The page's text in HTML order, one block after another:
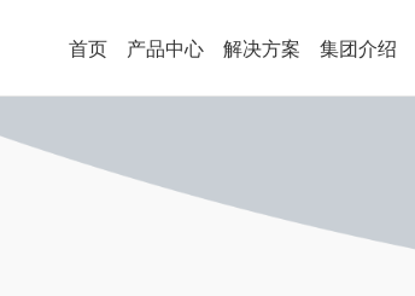
首页 产品中心 解决方案 集团介绍